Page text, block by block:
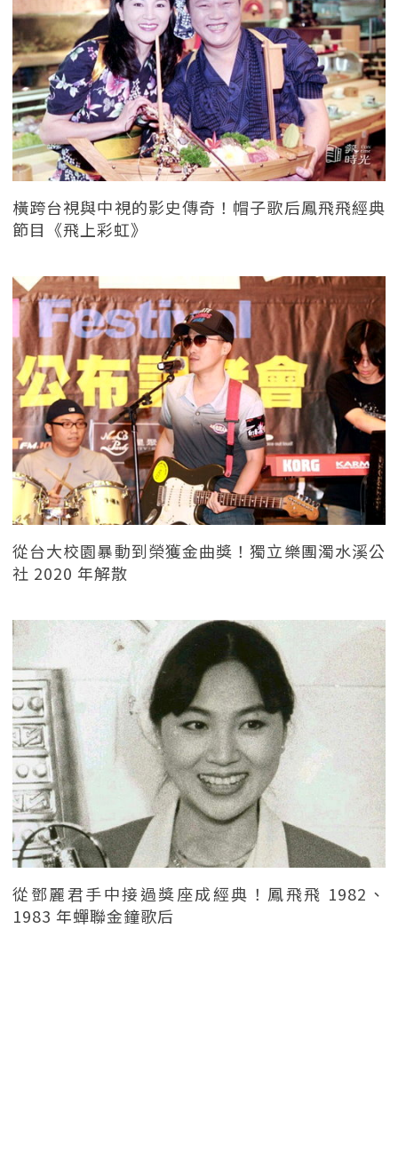
橫跨台視與中視的影史傳奇！帽子歌后鳳飛飛經典
節目《飛上彩虹》
從台大校園暴動到榮獲金曲獎！獨立樂團濁水溪公
社 2020 年解散
從鄧麗君手中接過獎座成經典！鳳飛飛 1982、
1983 年蟬聯金鐘歌后